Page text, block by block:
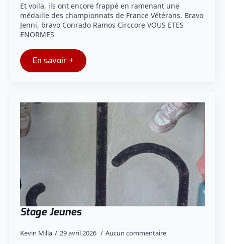
Et voila, ils ont encore frappé en ramenant une
médaille des championnats de France Vétérans. Bravo
Jenni, bravo Conrado Ramos Circcore VOUS ETES
ENORMES
En savoir +
Stage Jeunes
Kevin Milla 29 avril 2026 Aucun commentaire